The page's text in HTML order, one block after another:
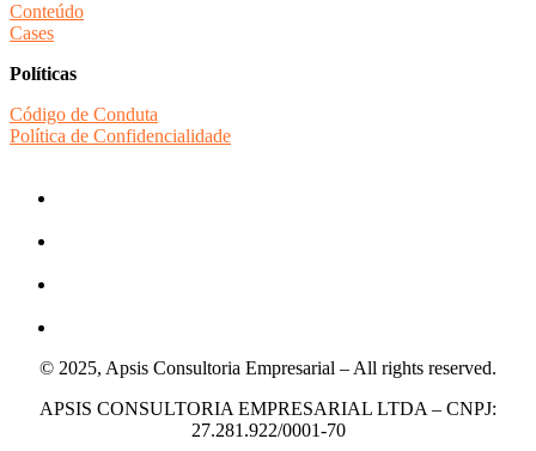
Conteúdo
Cases
Políticas
Código de Conduta
Política de Confidencialidade
© 2025, Apsis Consultoria Empresarial – All rights reserved.
APSIS CONSULTORIA EMPRESARIAL LTDA – CNPJ:
27.281.922/0001-70